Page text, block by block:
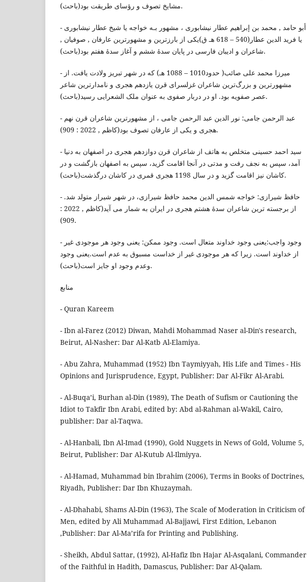
مشایخ تصوف و رؤسای طریقت بود(باحث).
- أبو حامد , محمد بن إبراهيم عطار نیشابوری ، مشهور بـه خواجه یا شیخ عطار نیشابوری
یا فريد الدين عطار(540 – 618 هـ ق)یکی از بارزترین و مشهورترین عارفان , صوفیان ,
شاعران و ادیبان فارسی در پایان سدهٔ ششم و آغاز سدهٔ هفتم بود(باحث).
- میرزا محمد على صائب( حدود1010 – 1088 هـ) که در شهر تبریز ولادت یافت. از
مشهورترین و بزرگ‌ترین شاعران غزلسرای قرن یازدهم هجری و نامدارترین شاعر
عصر صفویه بود. او در دربار صفوی به عنوان ملک الشعرایی رسید(باحث).
- عبد الرحمن جامی: نور الدین عبد الرحمن جامی ، از مشهورترین شاعران قرن نهم
هجری و یکی از عارفان تصوف بود(كاظم , 2022 : 909).
- سید احمد حسینی متخلص به هاتف از شاعران قرن دوازدهم هجری در اصفهان به دنیا
آمد، سپس به نجف رفت و مدتی در آنجا اقامت گزید، سپس به اصفهان بازگشت و در
کاشان نیز اقامت گزید و در سال 1198 هجری قمری در کاشان درگذشت(باحث).
- حافظ شیرازی: خواجه شمس الدین محمد حافظ شیرازی، در شهر شیراز متولد شد.
از برجسته ترین شاعران سدۀ هشتم هجری در ایران به شمار می آید(كاظم , 2022 :
909).
- وجود واجب:یعنی وجود خداوند متعال است. وجود ممکن: یعنی وجود هر موجودی غیر
از خداوند است. زیرا که هر موجودی غیر از خداست مسبوق به عدم است.یعنی وجود
وعدم وجود او جایز است(باحث).
منابع
- Quran Kareem
- Ibn al-Farez (2012) Diwan, Mahdi Mohammad Naser al-Din's research,
Beirut, Al-Nasher: Dar Al-Katb Al-Elamiya.
- Abu Zahra, Muhammad (1952) Ibn Taymiyyah, His Life and Times - His
Opinions and Jurisprudence, Egypt, Publisher: Dar Al-Fikr Al-Arabi.
- Al-Buqa’i, Burhan al-Din (1989), The Death of Sufism or Cautioning the
Idiot to Takfir Ibn Arabi, edited by: Abd al-Rahman al-Wakil, Cairo,
publisher: Dar al-Taqwa.
- Al-Hanbali, Ibn Al-Imad (1990), Gold Nuggets in News of Gold, Volume 5,
Beirut, Publisher: Dar Al-Kutub Al-Ilmiyya.
- Al-Hamad, Muhammad bin Ibrahim (2006), Terms in Books of Doctrines,
Riyadh, Publisher: Dar Ibn Khuzaymah.
- Al-Dhahabi, Shams Al-Din (1963), The Scale of Moderation in Criticism of
Men, edited by Ali Muhammad Al-Bajjawi, First Edition, Lebanon
,Publisher: Dar Al-Ma’rifa for Printing and Publishing.
- Sheikh, Abdul Sattar, (1992), Al-Hafiz Ibn Hajar Al-Asqalani, Commander
of the Faithful in Hadith, Damascus, Publisher: Dar Al-Qalam.